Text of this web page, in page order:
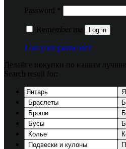
Password
Remember me Log in
Lost your password?
Делайте покупки по нашим
Search result for: